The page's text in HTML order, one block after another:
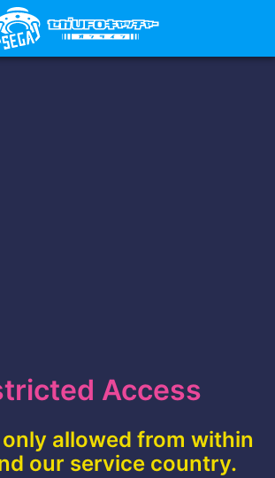
Access
allowed from within
our service country.